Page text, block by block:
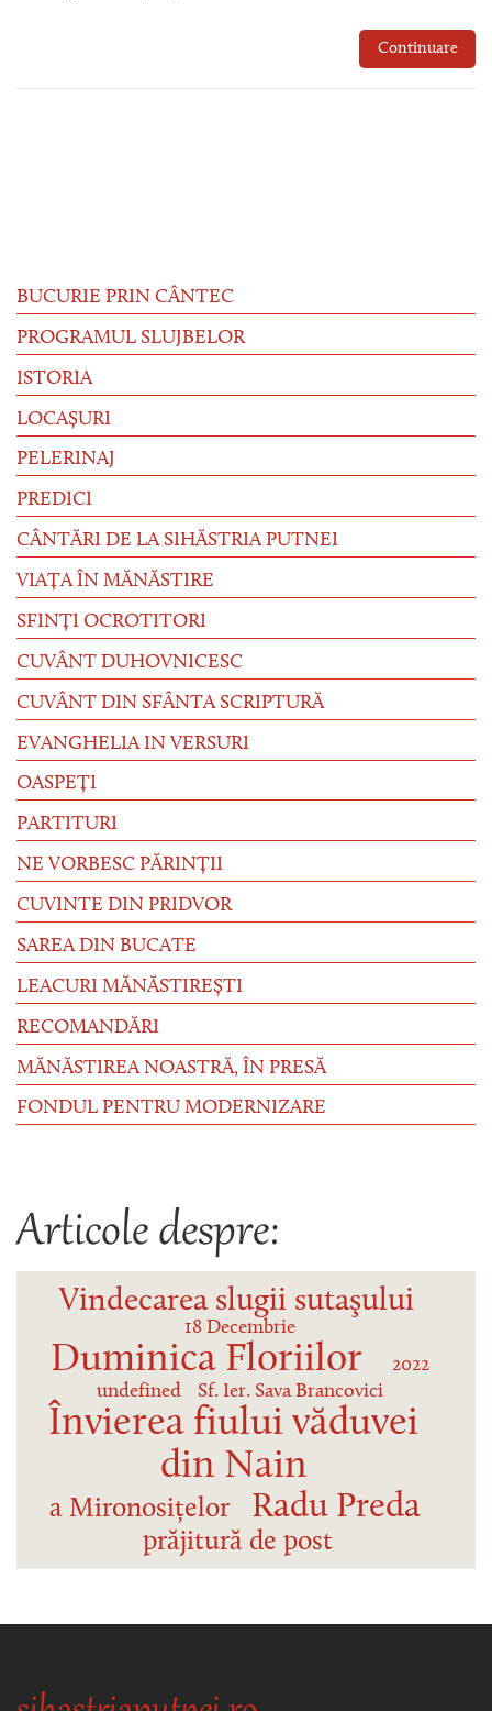
Continuare
BUCURIE PRIN CÂNTEC
PROGRAMUL SLUJBELOR
ISTORIA
LOCAȘURI
PELERINAJ
PREDICI
CÂNTĂRI DE LA SIHĂSTRIA PUTNEI
VIAȚA ÎN MĂNĂSTIRE
SFINȚI OCROTITORI
CUVÂNT DUHOVNICESC
CUVÂNT DIN SFÂNTA SCRIPTURĂ
EVANGHELIA IN VERSURI
OASPEȚI
PARTITURI
NE VORBESC PĂRINȚII
CUVINTE DIN PRIDVOR
SAREA DIN BUCATE
LEACURI MĂNĂSTIREȘTI
RECOMANDĂRI
MĂNĂSTIREA NOASTRĂ, ÎN PRESĂ
FONDUL PENTRU MODERNIZARE
Articole despre:
Vindecarea slugii sutaşului
18 Decembrie
Duminica Floriilor
2022
undefined
Sf. Ier. Sava Brancovici
Învierea fiului văduvei
din Nain
a Mironosițelor Radu Preda
prăjitură de post